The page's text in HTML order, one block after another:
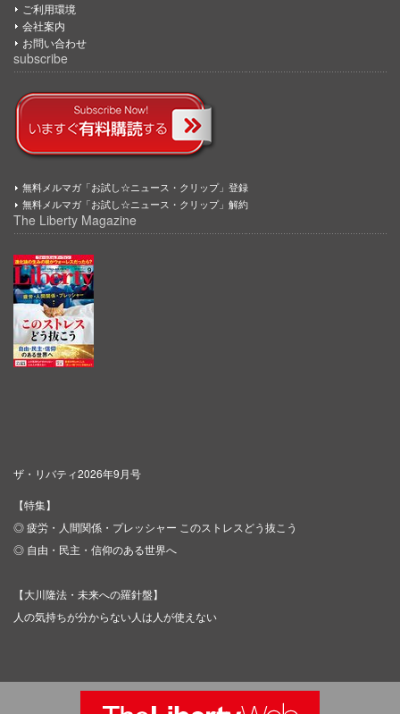
ご利用環境
会社案内
お問い合わせ
subscribe
無料メルマガ「お試し☆ニュース・クリップ」登録
無料メルマガ「お試し☆ニュース・クリップ」解約
The Liberty Magazine
ザ・リバティ2026年9月号
【特集】
◎ 疲労・人間関係・プレッシャー このストレスどう抜こう
◎ 自由・民主・信仰のある世界へ
【大川隆法・未来への羅針盤】
人の気持ちが分からない人は人が使えない